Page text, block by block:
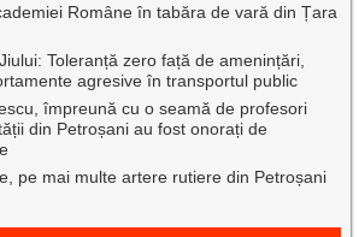
Române în tabăra de vară din Țara
Toleranță zero față de amenințări,
agresive în transportul public
împreună cu o seamă de profesori
din Petroșani au fost onorați de
pe mai multe artere rutiere din Petroșani